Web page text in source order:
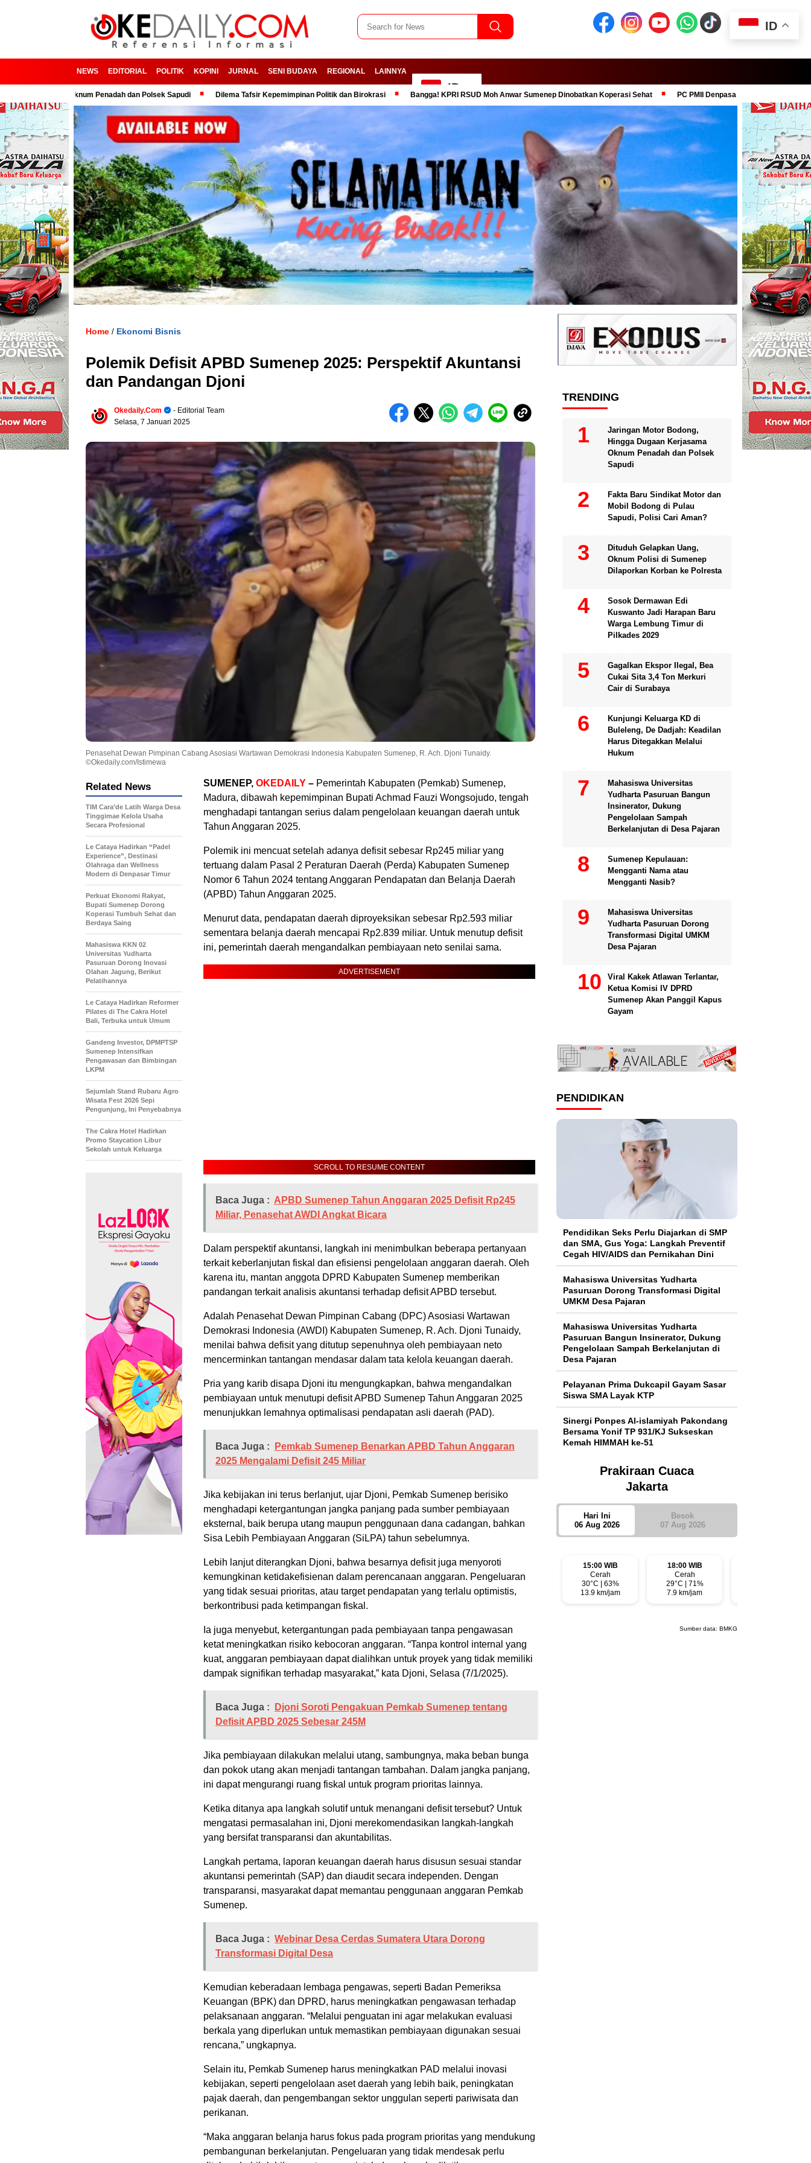
NEWS EDITORIAL POLITIK KOPINI JURNAL SENI BUDAYA REGIONAL LAINNYA
ID
Oknum Penadah dan Polsek Sapudi Dilema Tafsir Kepemimpinan Politik dan Birokrasi Bangga! KPRI RSUD Moh Anwar Sumenep Dinobatkan Koperasi Sehat PC PMII Denpasar Dukung Komitmen Presiden
Home / Ekonomi Bisnis
Polemik Defisit APBD Sumenep 2025: Perspektif Akuntansi
dan Pandangan Djoni
Okedaily.com
- Editorial Team
Selasa, 7 Januari 2025
Penasehat Dewan Pimpinan Cabang Asosiasi Wartawan Demokrasi Indonesia Kabupaten Sumenep, R. Ach. Djoni Tunaidy.
©Okedaily.com/Istimewa
SUMENEP, OKEDAILY – Pemerintah Kabupaten (Pemkab) Sumenep,
Madura, dibawah kepemimpinan Bupati Achmad Fauzi Wongsojudo, tengah
menghadapi tantangan serius dalam pengelolaan keuangan daerah untuk
Tahun Anggaran 2025.
Polemik ini mencuat setelah adanya defisit sebesar Rp245 miliar yang
tertuang dalam Pasal 2 Peraturan Daerah (Perda) Kabupaten Sumenep
Nomor 6 Tahun 2024 tentang Anggaran Pendapatan dan Belanja Daerah
(APBD) Tahun Anggaran 2025.
Menurut data, pendapatan daerah diproyeksikan sebesar Rp2.593 miliar
sementara belanja daerah mencapai Rp2.839 miliar. Untuk menutup defisit
ini, pemerintah daerah mengandalkan pembiayaan neto senilai sama.
ADVERTISEMENT
SCROLL TO RESUME CONTENT
Baca Juga : APBD Sumenep Tahun Anggaran 2025 Defisit Rp245
Miliar, Penasehat AWDI Angkat Bicara
Dalam perspektif akuntansi, langkah ini menimbulkan beberapa pertanyaan
terkait keberlanjutan fiskal dan efisiensi pengelolaan anggaran daerah. Oleh
karena itu, mantan anggota DPRD Kabupaten Sumenep memberikan
pandangan terkait analisis akuntansi terhadap defisit APBD tersebut.
Adalah Penasehat Dewan Pimpinan Cabang (DPC) Asosiasi Wartawan
Demokrasi Indonesia (AWDI) Kabupaten Sumenep, R. Ach. Djoni Tunaidy,
menilai bahwa defisit yang ditutup sepenuhnya oleh pembiayaan neto
mencerminkan tantangan mendasar dalam tata kelola keuangan daerah.
Pria yang karib disapa Djoni itu mengungkapkan, bahwa mengandalkan
pembiayaan untuk menutupi defisit APBD Sumenep Tahun Anggaran 2025
menunjukkan lemahnya optimalisasi pendapatan asli daerah (PAD).
Baca Juga :
Pemkab Sumenep Benarkan APBD Tahun Anggaran
2025 Mengalami Defisit 245 Miliar
Jika kebijakan ini terus berlanjut, ujar Djoni, Pemkab Sumenep berisiko
menghadapi ketergantungan jangka panjang pada sumber pembiayaan
eksternal, baik berupa utang maupun penggunaan dana cadangan, bahkan
Sisa Lebih Pembiayaan Anggaran (SiLPA) tahun sebelumnya.
Lebih lanjut diterangkan Djoni, bahwa besarnya defisit juga menyoroti
kemungkinan ketidakefisienan dalam perencanaan anggaran. Pengeluaran
yang tidak sesuai prioritas, atau target pendapatan yang terlalu optimistis,
berkontribusi pada ketimpangan fiskal.
Ia juga menyebut, ketergantungan pada pembiayaan tanpa pengawasan
ketat meningkatkan risiko kebocoran anggaran. “Tanpa kontrol internal yang
kuat, anggaran pembiayaan dapat dialihkan untuk proyek yang tidak memiliki
dampak signifikan terhadap masyarakat,” kata Djoni, Selasa (7/1/2025).
Baca Juga :
Djoni Soroti Pengakuan Pemkab Sumenep tentang
Defisit APBD 2025 Sebesar 245M
Jika pembiayaan dilakukan melalui utang, sambungnya, maka beban bunga
dan pokok utang akan menjadi tantangan tambahan. Dalam jangka panjang,
ini dapat mengurangi ruang fiskal untuk program prioritas lainnya.
Ketika ditanya apa langkah solutif untuk menangani defisit tersebut? Untuk
mengatasi permasalahan ini, Djoni merekomendasikan langkah-langkah
yang bersifat transparansi dan akuntabilitas.
Langkah pertama, laporan keuangan daerah harus disusun sesuai standar
akuntansi pemerintah (SAP) dan diaudit secara independen. Dengan
transparansi, masyarakat dapat memantau penggunaan anggaran Pemkab
Sumenep.
Baca Juga : Webinar Desa Cerdas Sumatera Utara Dorong
Transformasi Digital Desa
Kemudian keberadaan lembaga pengawas, seperti Badan Pemeriksa
Keuangan (BPK) dan DPRD, harus meningkatkan pengawasan terhadap
pelaksanaan anggaran. “Melalui penguatan ini agar melakukan evaluasi
berkala yang diperlukan untuk memastikan pembiayaan digunakan sesuai
rencana,” ungkapnya.
Selain itu, Pemkab Sumenep harus meningkatkan PAD melalui inovasi
kebijakan, seperti pengelolaan aset daerah yang lebih baik, peningkatan
pajak daerah, dan pengembangan sektor unggulan seperti pariwisata dan
perikanan.
“Maka anggaran belanja harus fokus pada program prioritas yang mendukung
pembangunan berkelanjutan. Pengeluaran yang tidak mendesak perlu
Related News
TIM Cara’de Latih Warga Desa
Tinggimae Kelola Usaha
Secara Profesional
Le Cataya Hadirkan “Padel
Experience”, Destinasi
Olahraga dan Wellness
Modern di Denpasar Timur
Perkuat Ekonomi Rakyat,
Bupati Sumenep Dorong
Koperasi Tumbuh Sehat dan
Berdaya Saing
Mahasiswa KKN 02
Universitas Yudharta
Pasuruan Dorong Inovasi
Olahan Jagung, Berikut
Pelatihannya
Le Cataya Hadirkan Reformer
Pilates di The Cakra Hotel
Bali, Terbuka untuk Umum
Gandeng Investor, DPMPTSP
Sumenep Intensifkan
Pengawasan dan Bimbingan
LKPM
Sejumlah Stand Rubaru Agro
Wisata Fest 2026 Sepi
Pengunjung, Ini Penyebabnya
The Cakra Hotel Hadirkan
Promo Staycation Libur
Sekolah untuk Keluarga
TRENDING
Jaringan Motor Bodong,
Hingga Dugaan Kerjasama
Oknum Penadah dan Polsek
Sapudi
Fakta Baru Sindikat Motor dan
Mobil Bodong di Pulau
Sapudi, Polisi Cari Aman?
Dituduh Gelapkan Uang,
Oknum Polisi di Sumenep
Dilaporkan Korban ke Polresta
Sosok Dermawan Edi
Kuswanto Jadi Harapan Baru
Warga Lembung Timur di
Pilkades 2029
Gagalkan Ekspor Ilegal, Bea
Cukai Sita 3,4 Ton Merkuri
Cair di Surabaya
Kunjungi Keluarga KD di
Buleleng, De Dadjah: Keadilan
Harus Ditegakkan Melalui
Hukum
Mahasiswa Universitas
Yudharta Pasuruan Bangun
Insinerator, Dukung
Pengelolaan Sampah
Berkelanjutan di Desa Pajaran
Sumenep Kepulauan:
Mengganti Nama atau
Mengganti Nasib?
Mahasiswa Universitas
Yudharta Pasuruan Dorong
Transformasi Digital UMKM
Desa Pajaran
Viral Kakek Atlawan Terlantar,
Ketua Komisi IV DPRD
Sumenep Akan Panggil Kapus
Gayam
PENDIDIKAN
Pendidikan Seks Perlu Diajarkan di SMP
dan SMA, Gus Yoga: Langkah Preventif
Cegah HIV/AIDS dan Pernikahan Dini
Mahasiswa Universitas Yudharta
Pasuruan Dorong Transformasi Digital
UMKM Desa Pajaran
Mahasiswa Universitas Yudharta
Pasuruan Bangun Insinerator, Dukung
Pengelolaan Sampah Berkelanjutan di
Desa Pajaran
Pelayanan Prima Dukcapil Gayam Sasar
Siswa SMA Layak KTP
Sinergi Ponpes Al-islamiyah Pakondang
Bersama Yonif TP 931/KJ Sukseskan
Kemah HIMMAH ke-51
Prakiraan Cuaca
Jakarta
Hari Ini
06 Aug 2026
Besok
07 Aug 2026
15:00 WIB
Cerah
30°C | 63%
13.9 km/jam
18:00 WIB
Cerah
29°C | 71%
7.9 km/jam
Sumber data: BMKG
ID